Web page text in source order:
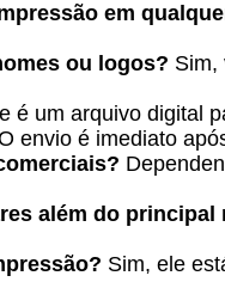
em
ou logos? Sim,
é um arquivo digital
envio é imediato
além do principal
Sim, ele